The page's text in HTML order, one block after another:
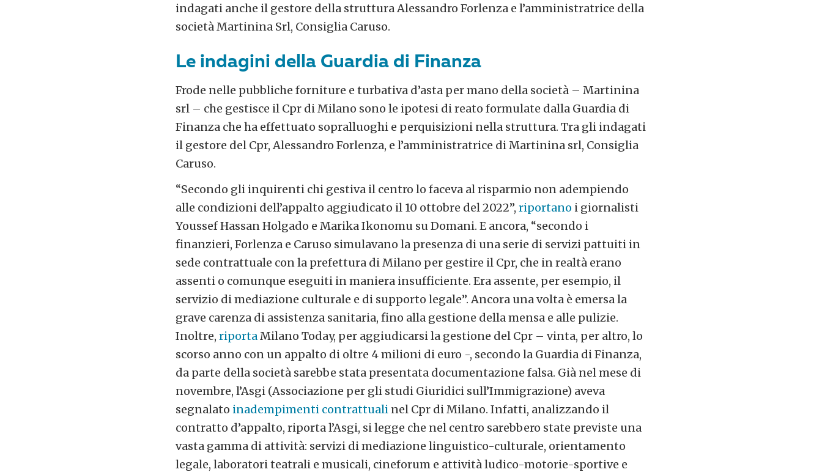
indagati anche il gestore della struttura Alessandro Forlenza e l’amministratrice della
società Martinina Srl, Consiglia Caruso.
Le indagini della Guardia di Finanza
Frode nelle pubbliche forniture e turbativa d’asta per mano della società – Martinina
srl – che gestisce il Cpr di Milano sono le ipotesi di reato formulate dalla Guardia di
Finanza che ha effettuato sopralluoghi e perquisizioni nella struttura. Tra gli indagati
il gestore del Cpr, Alessandro Forlenza, e l’amministratrice di Martinina srl, Consiglia
Caruso.
“Secondo gli inquirenti chi gestiva il centro lo faceva al risparmio non adempiendo
alle condizioni dell’appalto aggiudicato il 10 ottobre del 2022”, riportano i giornalisti
Youssef Hassan Holgado e Marika Ikonomu su Domani. E ancora, “secondo i
finanzieri, Forlenza e Caruso simulavano la presenza di una serie di servizi pattuiti in
sede contrattuale con la prefettura di Milano per gestire il Cpr, che in realtà erano
assenti o comunque eseguiti in maniera insufficiente. Era assente, per esempio, il
servizio di mediazione culturale e di supporto legale”. Ancora una volta è emersa la
grave carenza di assistenza sanitaria, fino alla gestione della mensa e alle pulizie.
Inoltre, riportaMilano Today, per aggiudicarsi la gestione del Cpr – vinta, per altro, lo
scorso anno con un appalto di oltre 4 milioni di euro -, secondo la Guardia di Finanza,
da parte della società sarebbe stata presentata documentazione falsa. Già nel mese di
novembre, l’Asgi (Associazione per gli studi Giuridici sull’Immigrazione) aveva
segnalato inadempimenti contrattuali nel Cpr di Milano. Infatti, analizzando il
contratto d’appalto, riporta l’Asgi, si legge che nel centro sarebbero state previste una
vasta gamma di attività: servizi di mediazione linguistico-culturale, orientamento
legale, laboratori teatrali e musicali, cineforum e attività ludico-motorie-sportive e